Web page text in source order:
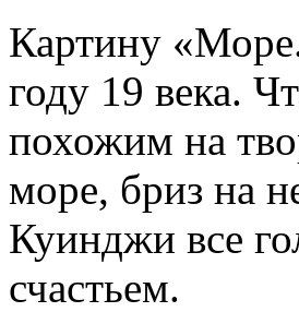
Картину
году 19 века.
похожим на
море, бриз на
Куинджи все
счастьем.